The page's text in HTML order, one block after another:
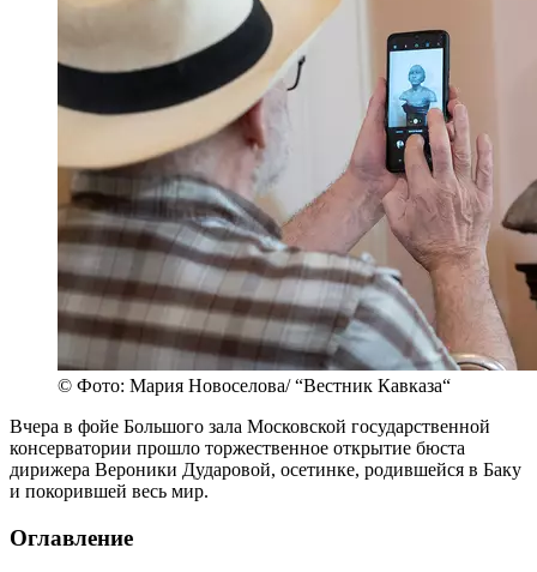
© Фото: Мария Новоселова/ “Вестник Кавказа“
Вчера в фойе Большого зала Московской государственной
консерватории прошло торжественное открытие бюста
дирижера Вероники Дударовой, осетинке, родившейся в Баку
и покорившей весь мир.
Оглавление